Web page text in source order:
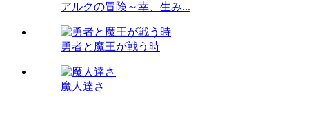
アルクの冒険～幸、生み...
勇者と魔王が戦う時
魔人達さ